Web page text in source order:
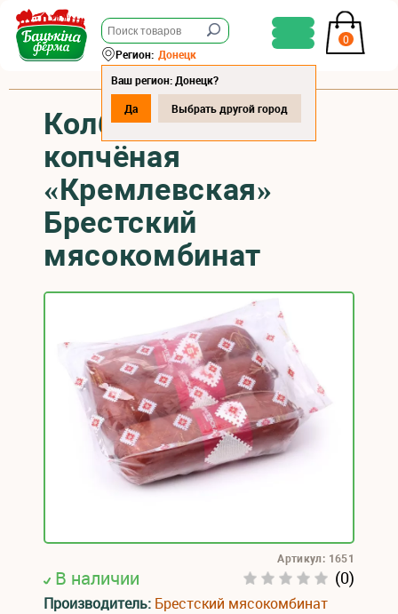
0
Регион: Донецк
Ваш регион: Донецк?
Да
Выбрать другой город
Колбаса варено-
копчёная
«Кремлевская»
Брестский
мясокомбинат
В наличии (0)
Артикул: 1651
Производитель: Брестский мясокомбинат